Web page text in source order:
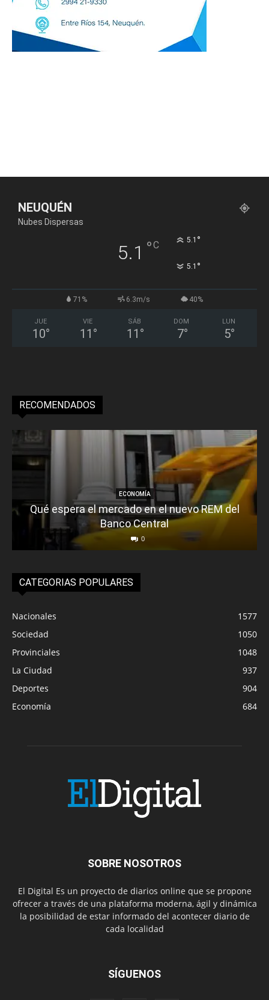
NEUQUÉN
Nubes Dispersas
5.1 °C 5.1 °
5.1 °
71% 6.3m/s 40%
JUE
10°
VIE
11 °
SÁB
11 °
DOM
7°
LUN
5°
RECOMENDADOS
ECONOMÍA
Qué espera el mercado en el nuevo REM del
Banco Central
0
CATEGORIAS POPULARES
Nacionales
1577
Sociedad
1050
Provinciales
1048
La Ciudad
937
Deportes
904
Economía
684
SOBRE NOSOTROS
El Digital Es un proyecto de diarios online que se propone
ofrecer a través de una plataforma moderna, ágil y dinámica
la posibilidad de estar informado del acontecer diario de
cada localidad
SÍGUENOS